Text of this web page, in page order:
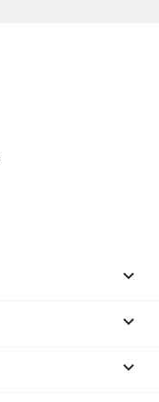


